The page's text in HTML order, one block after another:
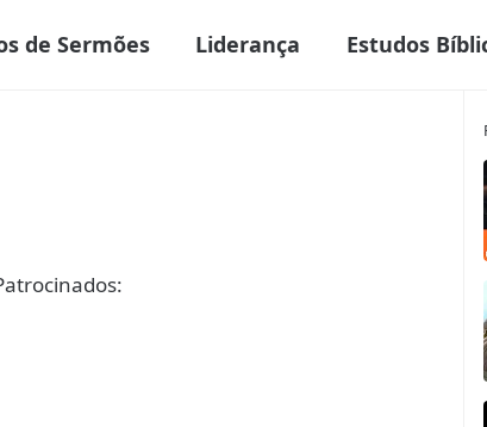
de Sermões Liderança Estudos